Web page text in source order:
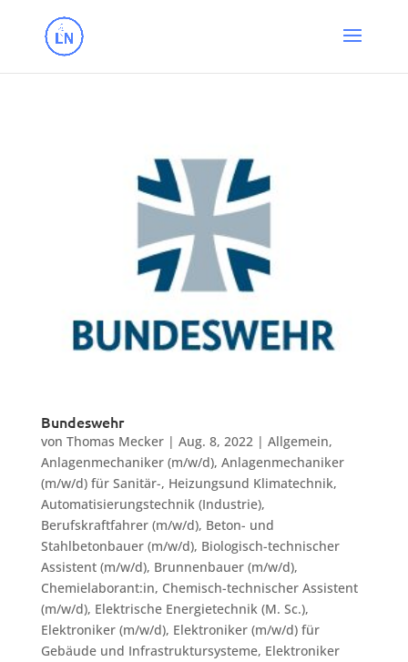
Bundeswehr
von Thomas Mecker| Aug. 8, 2022| Allgemein,
Anlagenmechaniker (m/w/d), Anlagenmechaniker
(m/w/d) für Sanitär-, Heizungsund Klimatechnik,
Automatisierungstechnik (Industrie),
Berufskraftfahrer (m/w/d), Beton- und
Stahlbetonbauer (m/w/d), Biologisch-technischer
Assistent (m/w/d), Brunnenbauer (m/w/d),
Chemielaborant:in, Chemisch-technischer Assistent
(m/w/d), Elektrische Energietechnik (M. Sc.),
Elektroniker (m/w/d), Elektroniker (m/w/d) für
Gebäude und Infrastruktursysteme, Elektroniker